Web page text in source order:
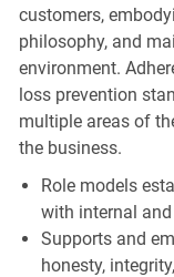
customers,
philosophy, and
environment.
loss prevention
multiple areas of
the business.
Role models
with internal
Supports and
honesty,